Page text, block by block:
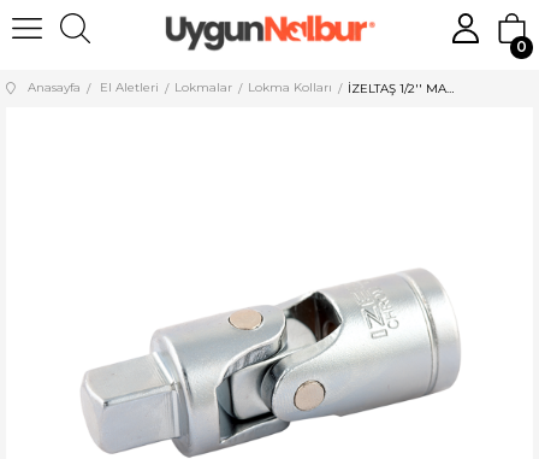
0
Anasayfa El Aletleri Lokmalar Lokma Kolları